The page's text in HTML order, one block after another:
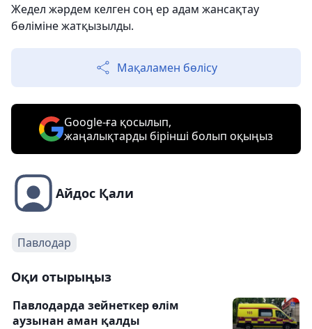
Жедел жәрдем келген соң ер адам жансақтау
бөліміне жатқызылды.
Мақаламен бөлісу
Google-ға қосылып,
жаңалықтарды бірінші болып оқыңыз
Айдос Қали
Павлодар
Оқи отырыңыз
Павлодарда зейнеткер өлім
аузынан аман қалды